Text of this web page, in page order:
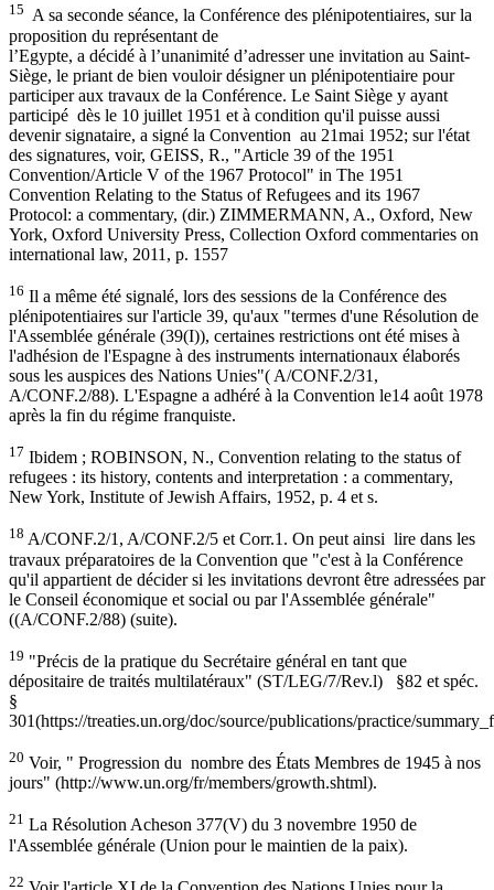
15 A sa seconde séance, la Conférence des plénipotentiaires, sur la
proposition du représentant de
l’Egypte, a décidé à l’unanimité d’adresser une invitation au Saint-
Siège, le priant de bien vouloir désigner un plénipotentiaire pour
participer aux travaux de la Conférence. Le Saint Siège y ayant
participé dès le 10 juillet 1951 et à condition qu'il puisse aussi
devenir signataire, a signé la Convention au 21mai 1952; sur l'état
des signatures, voir, GEISS, R., "Article 39 of the 1951
Convention/Article V of the 1967 Protocol" in The 1951
Convention Relating to the Status of Refugees and its 1967
Protocol: a commentary, (dir.) ZIMMERMANN, A., Oxford, New
York, Oxford University Press, Collection Oxford commentaries on
international law, 2011, p. 1557
16 Il a même été signalé, lors des sessions de la Conférence des
plénipotentiaires sur l'article 39, qu'aux "termes d'une Résolution de
l'Assemblée générale (39(I)), certaines restrictions ont été mises à
l'adhésion de l'Espagne à des instruments internationaux élaborés
sous les auspices des Nations Unies"( A/CONF.2/31,
A/CONF.2/88). L'Espagne a adhéré à la Convention le14 août 1978
après la fin du régime franquiste.
17 Ibidem ; ROBINSON, N., Convention relating to the status of
refugees : its history, contents and interpretation : a commentary,
New York, Institute of Jewish Affairs, 1952, p. 4 et s.
18 A/CONF.2/1, A/CONF.2/5 et Corr.1. On peut ainsi lire dans les
travaux préparatoires de la Convention que "c'est à la Conférence
qu'il appartient de décider si les invitations devront être adressées par
le Conseil économique et social ou par l'Assemblée générale"
((A/CONF.2/88) (suite).
19 "Précis de la pratique du Secrétaire général en tant que
dépositaire de traités multilatéraux" (ST/LEG/7/Rev.l) §82 et spéc.
§
301(https://treaties.un.org/doc/source/publications/practice/
20 Voir, " Progression du nombre des États Membres de 1945 à nos
jours" (http://www.un.org/fr/members/growth.shtml).
21 La Résolution Acheson 377(V) du 3 novembre 1950 de
l'Assemblée générale (Union pour le maintien de la paix).
22